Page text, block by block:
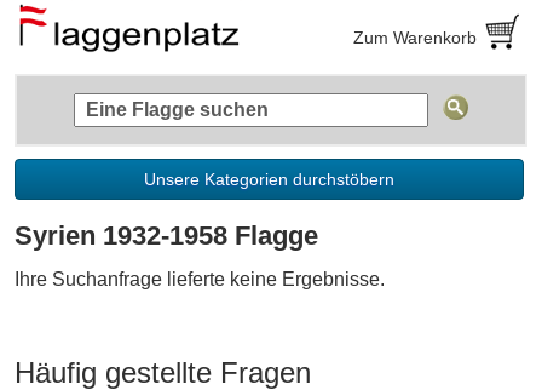
Zum Warenkorb
Unsere Kategorien durchstöbern
Syrien 1932-1958 Flagge
Ihre Suchanfrage lieferte keine Ergebnisse.
Häufig gestellte Fragen